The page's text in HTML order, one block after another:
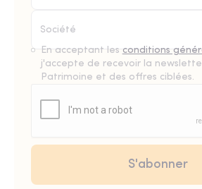
En acceptant les conditions
j'accepte de recevoir la
Patrimoine et des offres ciblées.